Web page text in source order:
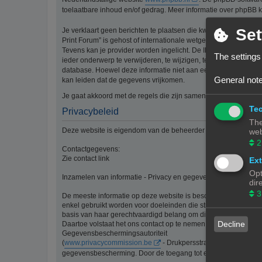
toelaatbare inhoud en/of gedrag. Meer informatie over phpBB
Je verklaart geen berichten te plaatsen die kwetsend,
Print Forum” is gehost of internationale wetgeving kunnen
Tevens kan je provider worden ingelicht. De IP-adressen van
ieder onderwerp te verwijderen, te wijzigen, te sluiten of te
database. Hoewel deze informatie niet aan een derde partij
kan leiden dat de gegevens vrijkomen.
Je gaat akkoord met de regels die zijn samengesteld door de
Privacybeleid
Deze website is eigendom van de beheerder van
Contactgegevens:
Zie contact link
Inzamelen van informatie - Privacy en gegevensbescherming
De meeste informatie op deze website is beschikbaar zonder
enkel gebruikt worden voor doeleinden die strikt aansluiten
basis van haar gerechtvaardigd belang om diensten te
Daartoe volstaat het ons contact op te nemen via de contact
Gegevensbeschermingsautoriteit
(www.privacycommission.be
- Drukpersstraat 35 te 1000
gegevensbescherming. Door de toegang tot en het gebruik
The
General
2
3
Decline